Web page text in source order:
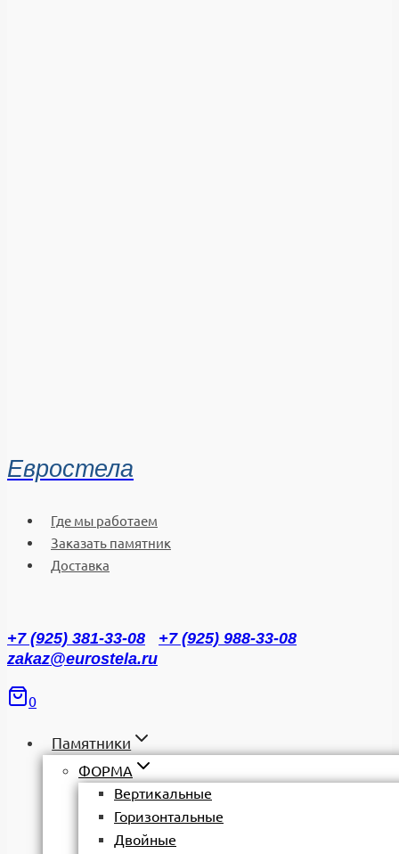
Евростела
Где мы работаем
Заказать памятник
Доставка
+7 (925) 381-33-08
+7 (925) 988-33-08
zakaz@eurostela.ru
0
Памятники
ФОРМА
Вертикальные
Горизонтальные
Двойные